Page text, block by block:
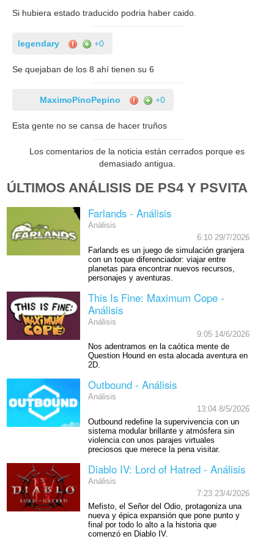
Si hubiera estado traducido podria haber caido.
legendary +0
Se quejaban de los 8 ahí tienen su 6
MaximoPinoPepino +0
Esta gente no se cansa de hacer truños
Los comentarios de la noticia están cerrados porque es
demasiado antigua.
ÚLTIMOS ANÁLISIS DE PS4 Y PSVITA
Farlands - Análisis
Análisis
6:10 29/7/2026
Farlands es un juego de simulación granjera
con un toque diferenciador: viajar entre
planetas para encontrar nuevos recursos,
personajes y aventuras.
This Is Fine: Maximum Cope -
Análisis
Análisis
9:05 14/6/2026
Nos adentramos en la caótica mente de
Question Hound en esta alocada aventura en
2D.
Outbound - Análisis
Análisis
13:04 8/5/2026
Outbound redefine la supervivencia con un
sistema modular brillante y atmósfera sin
violencia con unos parajes virtuales
preciosos que merece la pena visitar.
Diablo IV: Lord of Hatred - Análisis
Análisis
7:23 23/4/2026
Mefisto, el Señor del Odio, protagoniza una
nueva y épica expansión que pone punto y
final por todo lo alto a la historia que
comenzó en Diablo IV.